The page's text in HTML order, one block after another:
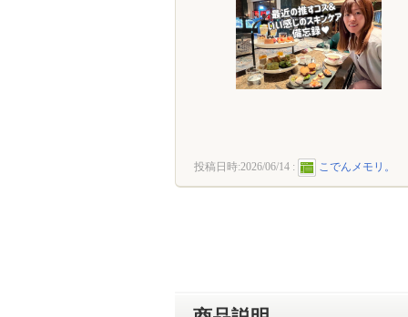
投稿日時:2026/06/14 : こでんメモリ。